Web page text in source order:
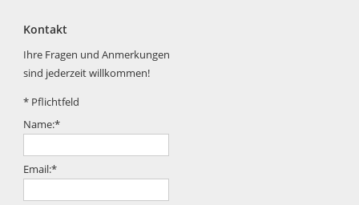
Kontakt
Ihre Fragen und Anmerkungen
sind jederzeit willkommen!
* Pflichtfeld
Name:*
Email:*